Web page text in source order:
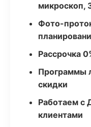
микроскоп,
Фото-
Рассрочка
Программы
скидки
Работаем с
клиентами